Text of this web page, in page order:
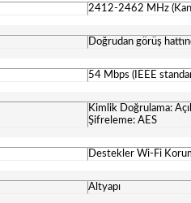
2412-2462 MHz
Doğrudan görüş
54 Mbps (IEEE
Kimlik Doğrulama:
Şifreleme: AES
Destekler Wi-Fi
Altyapı